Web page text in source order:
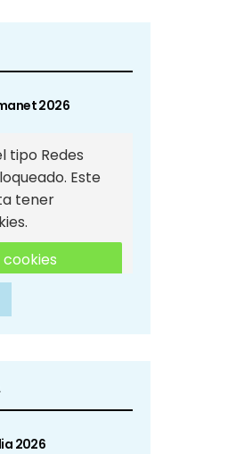
2026
tipo Redes
Este
tener
de Redes
2026